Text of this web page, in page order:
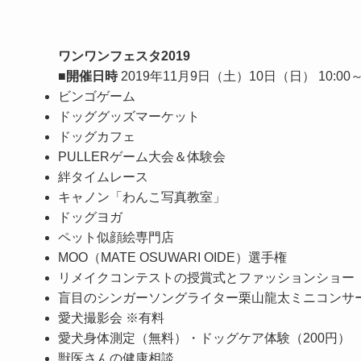
ワンワンフェスタ2019
■開催日時2019年11月9日（土）10日（日） 10:00
ビンゴゲーム
ドッググッズマーケット
ドッグカフェ
PULLERゲーム大会＆体験会
絆タイムレース
キャノン「わんこ写真教室」
ドッグヨガ
ペット似顔絵専門店
MOO（MATE OSUWARI OIDE）選手権
リメイクコンテストの授賞式とファッションショー
盲目のシンガーソングライター栗山龍太ミニコン
愛犬撮影会 ※有料
愛犬身体測定（無料）・ドッグケア体験（200円）
獣医さんの健康相談